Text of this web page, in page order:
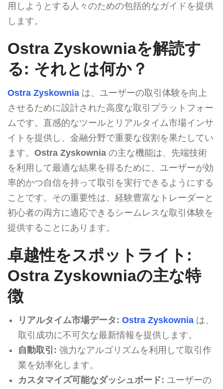
用しようとする人々のための包括的なガイドを提供
します。
Ostra Zyskowniaを解読す
る: それとは何か？
Ostra Zyskownia は、ユーザーの取引体験を向上
させるために設計された高度な取引プラットフォー
ムです。直感的なツールとリアルタイム市場インサ
イトを提供し、金融分野で重要な役割を果たしてい
ます。 Ostra Zyskownia の主な機能は、先端技術
を利用して最適な結果を得るために、ユーザーが効
率的かつ自信を持って取引を実行できるようにする
ことです。その重要性は、経験豊富なトレーダーと
初心者の両方に適応できるシームレスな取引体験を
提供することにあります。
卓越性をスポットライト:
Ostra Zyskowniaの主な特
徴
リアルタイム市場データ: Ostra Zyskowniaは、
取引成功に不可欠な最新情報を提供します。
自動取引: 強力なアルゴリズムを利用して取引作
業を効率化します。
カスタマイズ可能なダッシュボード: ユーザーの